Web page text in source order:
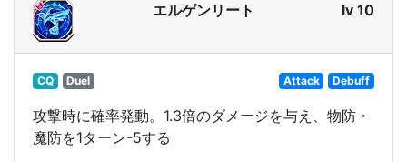
エルゲンリート lv 10
CQ Duel Attack Debuff
攻撃時に確率発動。1.3倍のダメージを与え、物防・
魔防を1ターン-5する